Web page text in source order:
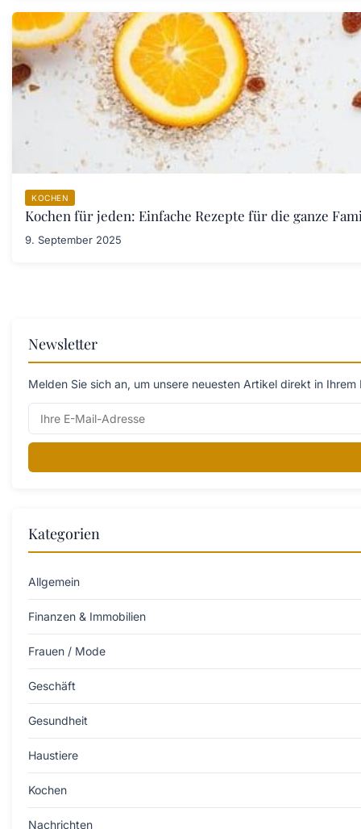
KOCHEN
Kochen für jeden: Einfache Rezepte für die ganze
9. September 2025
Newsletter
Melden Sie sich an, um unsere neuesten Artikel direkt in
Kategorien
Allgemein
Finanzen & Immobilien
Frauen / Mode
Geschäft
Gesundheit
Haustiere
Kochen
Nachrichten